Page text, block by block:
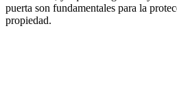
puerta son fundamentales para la
propiedad.